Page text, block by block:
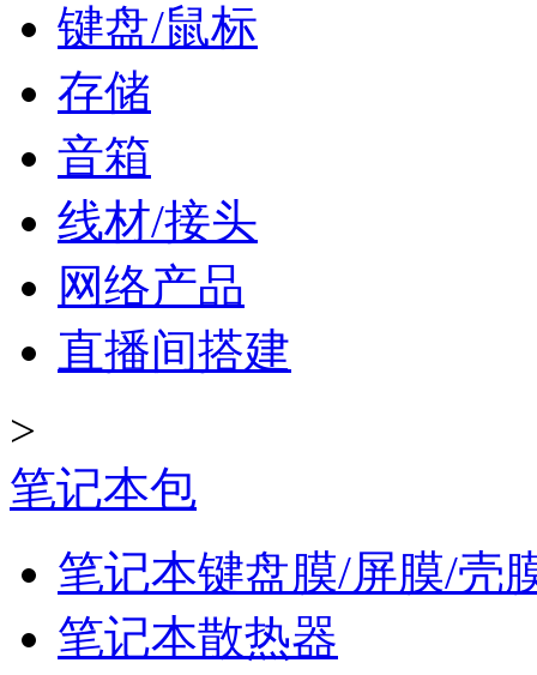
键盘/鼠标
存储
音箱
线材/接头
网络产品
直播间搭建
>
笔记本包
笔记本键盘膜/屏膜/壳
笔记本散热器